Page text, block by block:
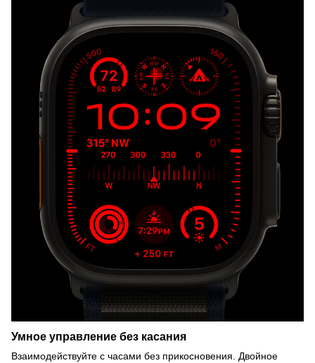
Умное управление без касания
Взаимодействуйте с часами без прикосновения. Двойное